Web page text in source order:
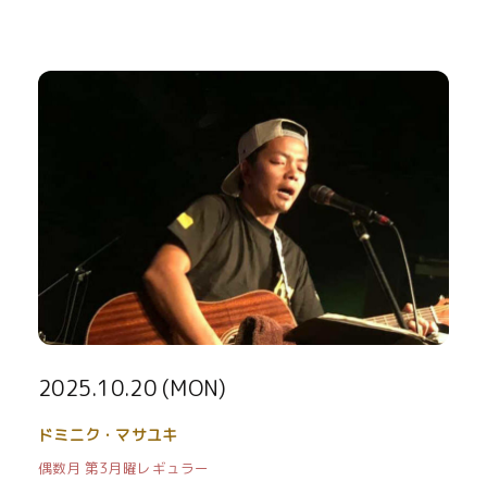
2025.10.20 (MON)
ドミニク・マサユキ
偶数月 第3月曜レギュラー